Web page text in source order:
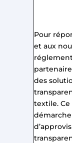
Pour
et aux
des
textile. Ce